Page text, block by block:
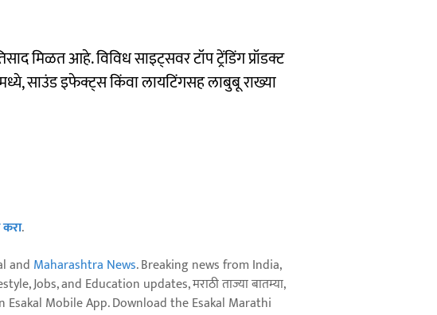
मिळत आहे. विविध साइट्सवर टॉप ट्रेंडिंग प्रॉडक्ट
साउंड इफेक्ट्स किंवा लायटिंगसह लाबुबू राख्या
.
and Maharashtra News. Breaking news from India,
Jobs, and Education updates, मराठी ताज्या बातम्या,
on Esakal Mobile App. Download the Esakal Marathi